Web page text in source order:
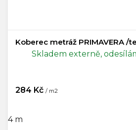
Koberec metráž PRIMAVERA /
Skladem externě,
284 Kč / m2
4 m